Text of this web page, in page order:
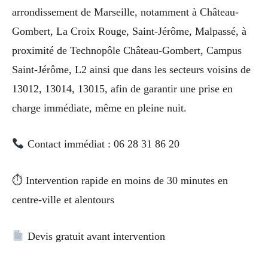
arrondissement de Marseille, notamment à Château-
Gombert, La Croix Rouge, Saint-Jérôme, Malpassé, à
proximité de Technopôle Château-Gombert, Campus
Saint-Jérôme, L2 ainsi que dans les secteurs voisins de
13012, 13014, 13015, afin de garantir une prise en
charge immédiate, même en pleine nuit.
Contact immédiat : 06 28 31 86 20
⏱ Intervention rapide en moins de 30 minutes en
centre-ville et alentours
Devis gratuit avant intervention